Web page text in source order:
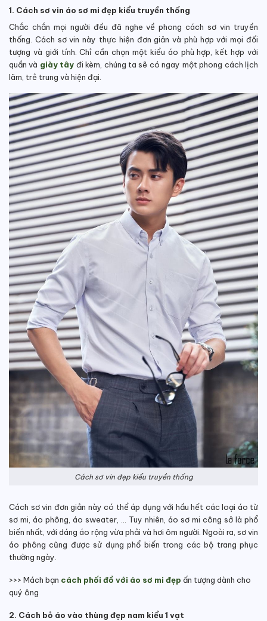
1. Cách sơ vin áo sơ mi đẹp kiểu truyền thống
Chắc chắn mọi người đều đã nghe về phong cách sơ vin truyền
thống. Cách sơ vin này thực hiện đơn giản và phù hợp với mọi đối
tượng và giới tính. Chỉ cần chọn một kiểu áo phù hợp, kết hợp với
quần và giày tây đi kèm, chúng ta sẽ có ngay một phong cách lịch
lãm, trẻ trung và hiện đại.
Cách sơ vin đẹp kiểu truyền thống
Cách sơ vin đơn giản này có thể áp dụng với hầu hết các loại áo từ
sơ mi, áo phông, áo sweater, … Tuy nhiên, áo sơ mi công sở là phổ
biến nhất, với dáng áo rộng vừa phải và hơi ôm người. Ngoài ra, sơ vin
áo phông cũng được sử dụng phổ biến trong các bộ trang phục
thường ngày.
>>> Mách bạn cách phối đồ với áo sơ mi đẹp ấn tượng dành cho
quý ông
2. Cách bỏ áo vào thùng đẹp nam kiểu 1 vạt